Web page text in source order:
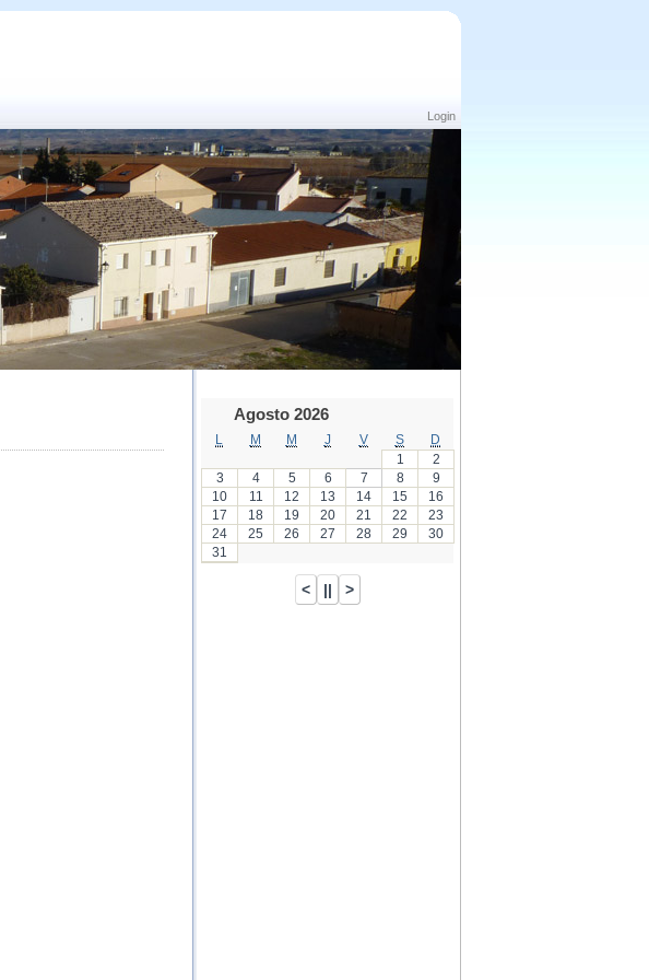
Login
Agosto 2026
M M J V S
D
1
2
3
4 5 6 7 8
9
10
11 12 13 14 15
16
17
18 19 20 21 22
23
24
25 26 27 28 29
30
31